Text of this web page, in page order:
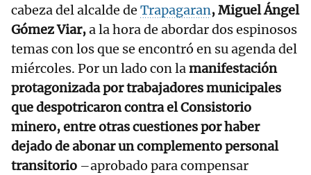
cabeza del alcalde de Trapagaran, Miguel Ángel
Gómez Viar,a la hora de abordar dos espinosos
temas con los que se encontró en su agenda del
miércoles. Por un lado con lamanifestación
protagonizada por trabajadores municipales
que despotricaron contra el Consistorio
minero, entre otras cuestiones por haber
dejado de abonar un complemento personal
transitorio –aprobado para compensar